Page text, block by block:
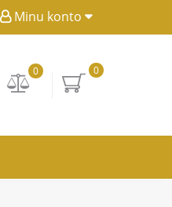
Minu konto
0
0